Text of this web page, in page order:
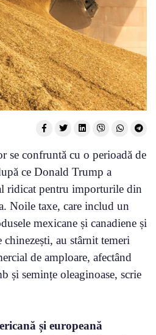
se confruntă cu o perioadă de
ce Donald Trump a
ridicat pentru importurile din
Noile taxe, care includ un
mexicane și canadiene și
au stârnit temeri
de amploare, afectând
și semințe oleaginoase, scrie
și europeană